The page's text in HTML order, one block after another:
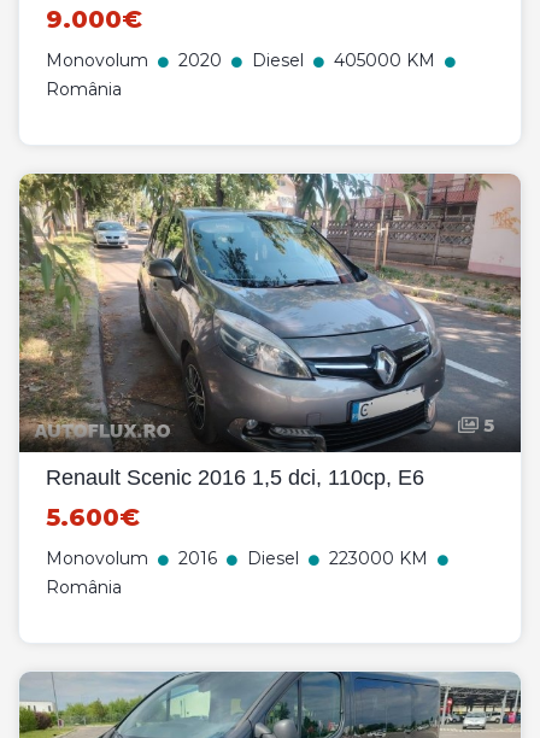
9.000€
Monovolum 2020 Diesel
405000 KM
România
5
Renault Scenic 2016 1,5 dci, 110cp, E6
5.600€
Monovolum 2016 Diesel
223000 KM
România